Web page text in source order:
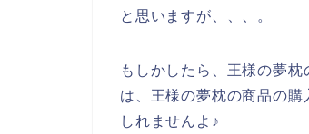
と思いますが、、、。
もしかしたら、王様の夢
は、王様の夢枕の商品の
しれませんよ♪